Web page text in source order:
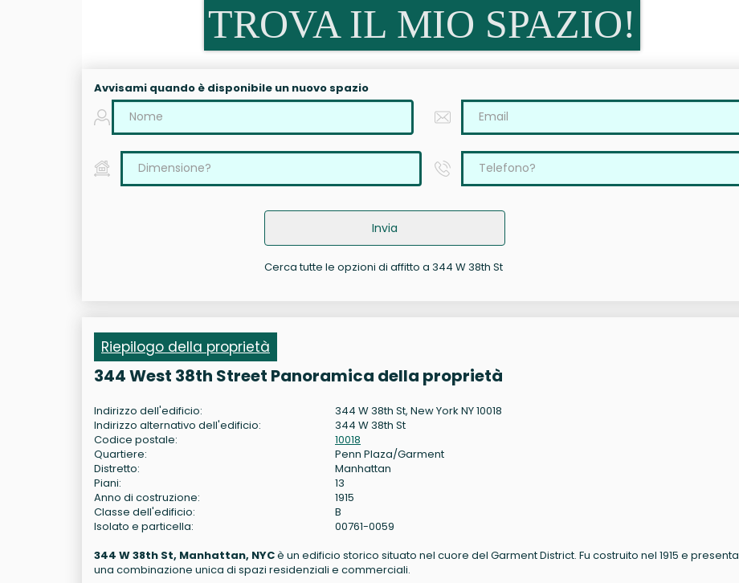
TROVA IL MIO SPAZIO!
Avvisami quando è disponibile un nuovo spazio
Invia
Cerca tutte le opzioni di affitto a 344 W 38th St
Riepilogo della proprietà
344 West 38th Street Panoramica della proprietà
Indirizzo dell'edificio:
344 W 38th St, New York NY 10018
Indirizzo alternativo dell'edificio:
344 W 38th St
Codice postale:
10018
Quartiere:
Penn Plaza/Garment
Distretto:
Manhattan
Piani:
13
Anno di costruzione:
1915
Classe dell'edificio:
B
Isolato e particella:
00761-0059
344 W 38th St, Manhattan, NYCè un edificio storico situato nel cuore del Garment District. Fu costruito nel 1915 e presenta
una combinazione unica di spazi residenziali e commerciali.